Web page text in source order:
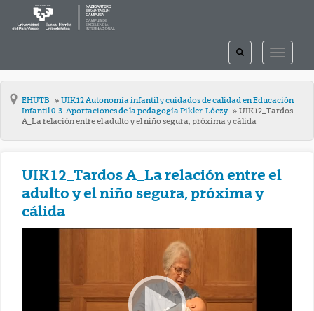
TOGGLE
TOGGLE
SEARCH
EHUTB
UIK12 Autonomía infantil y cuidados de calidad en Educación
Infantil 0-3. Aportaciones de la pedagogía Pikler-Lóczy
UIK12_Tardos
A_La relación entre el adulto y el niño segura, próxima y cálida
UIK12_Tardos A_La relación entre el
adulto y el niño segura, próxima y
cálida